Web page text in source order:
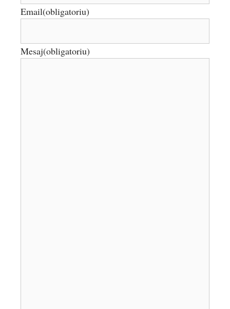
Email(obligatoriu)
Mesaj(obligatoriu)